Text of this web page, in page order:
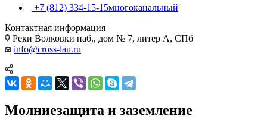
+7 (812) 334-15-15многоканальный
Контактная информация
Реки Волковки наб., дом № 7, литер А, СПб
info@cross-lan.ru
Молниезащита и заземление